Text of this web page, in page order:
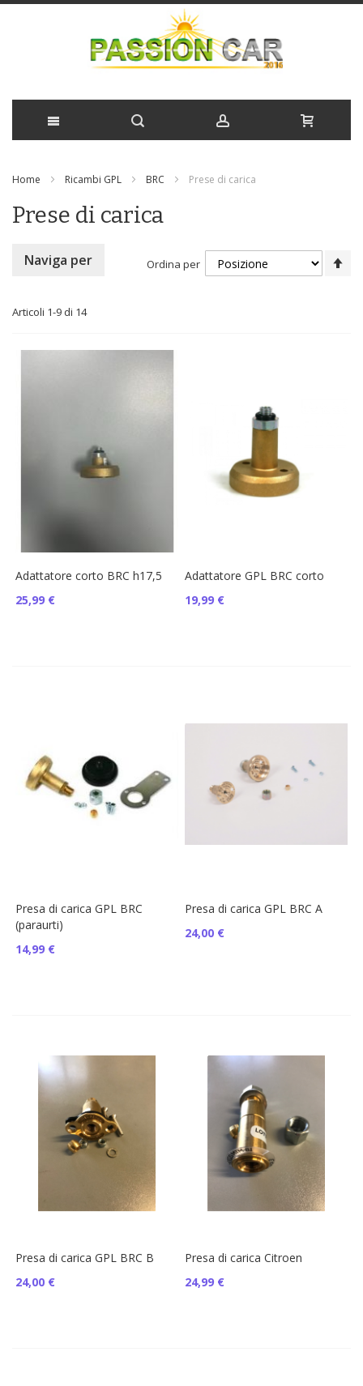
contenuto
Home Ricambi GPL BRC Prese di carica
Prese di carica
Articoli 1-9 di 14
Ordina per
Adattatore corto BRC h17,5
25,99 €
Adattatore GPL BRC corto
19,99 €
Presa di carica GPL BRC
(paraurti)
14,99 €
Presa di carica GPL BRC A
24,00 €
Presa di carica GPL BRC B
24,00 €
Presa di carica Citroen
24,99 €
Naviga per